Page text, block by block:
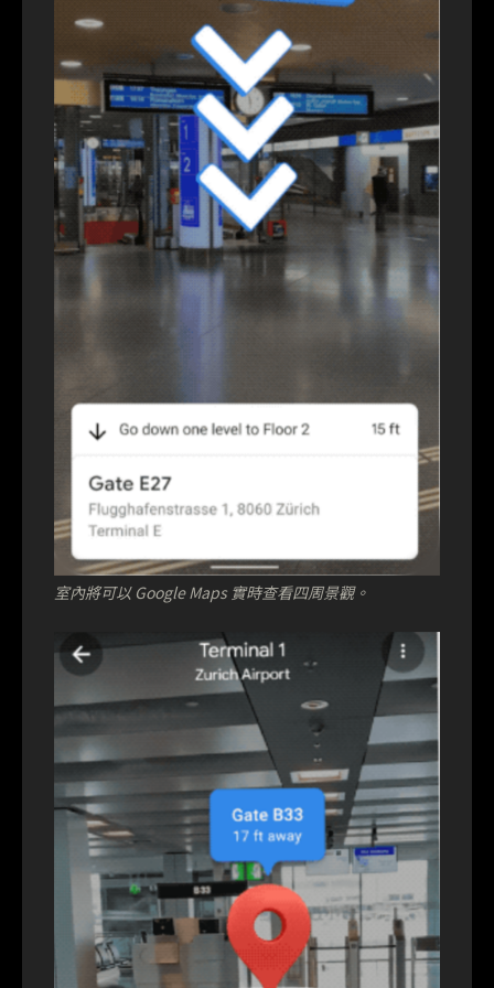
室內將可以 Google Maps 實時查看四周景觀。